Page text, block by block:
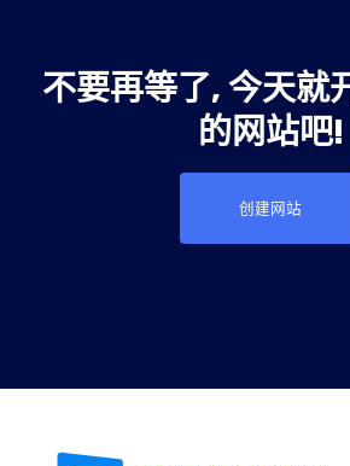
不要再等了, 今天就
的网站吧!
创建网站